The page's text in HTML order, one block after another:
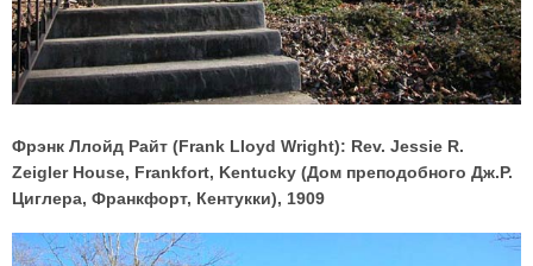
Фрэнк Ллойд Райт (Frank Lloyd Wright): Rev. Jessie R.
Zeigler House, Frankfort, Kentucky (Дом преподобного Дж.Р.
Циглера, Франкфорт, Кентукки), 1909